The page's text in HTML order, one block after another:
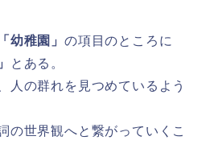
「幼稚園」の項目のところに
とある。
人の群れを見つめているよう
の世界観へと繋がっていくこ